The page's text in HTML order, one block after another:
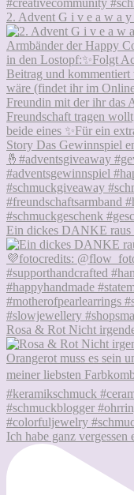
2. Advent G i v e a w a
Ein dickes DANKE raus
Rosa & Rot Nicht
Ich habe ganz